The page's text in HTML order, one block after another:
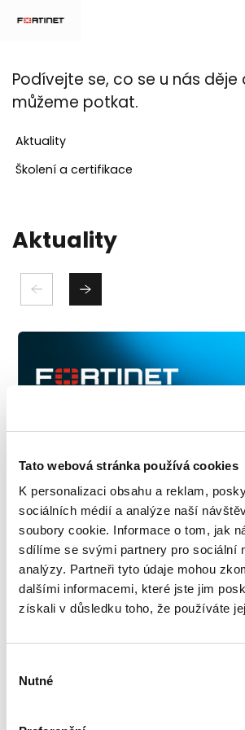
Tato webová stránka používá cookies
K personalizaci obsahu a reklam,
sociálních médií a analýze naší
soubory cookie. Informace o tom, jak
sdílíme se svými partnery pro sociální
analýzy. Partneři tyto údaje mohou
dalšími informacemi, které jste jim
získali v důsledku toho, že používáte
souhlasu
Nutné
Infohub
Podívejte se, co se u nás děje
můžeme potkat.
Aktuality
Školení a certifikace
Aktuality
partnerství s Fortinetem
21. 07. 2026
Více aktualit